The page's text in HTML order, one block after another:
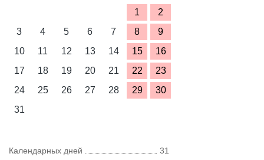
1
2
3
4 5 6 7 8
9
10
11 12 13 14 15
16
17
18 19 20 21 22
23
24
25 26 27 28 29
30
31
Календарных дней
31